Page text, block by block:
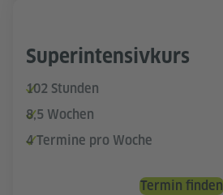
Superintensivkurs
102 Stunden
8,5 Wochen
4 Termine pro Woche
Termin finden